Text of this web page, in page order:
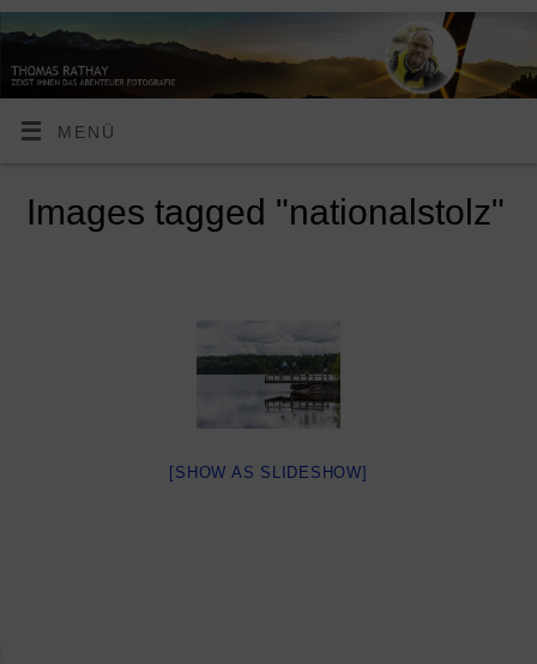
MENÜ
Images tagged "nationalstolz"
[SHOW AS SLIDESHOW]